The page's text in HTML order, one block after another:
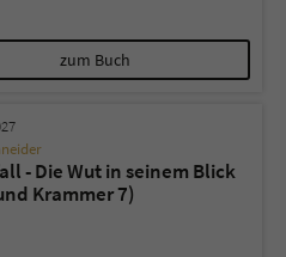
zum Buch
- Die Wut in seinem Blick
Krammer 7)